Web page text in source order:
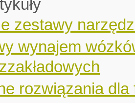
zestawy
wynajem
rozwiązania